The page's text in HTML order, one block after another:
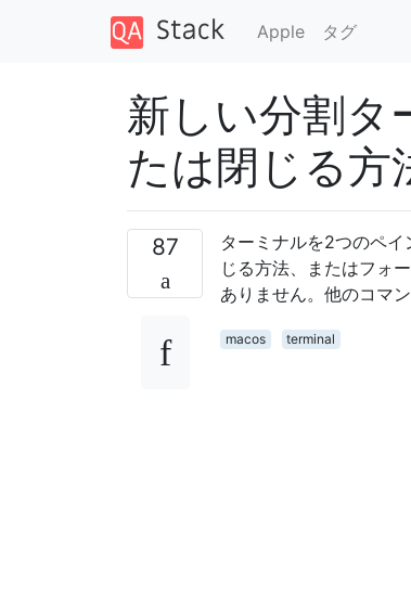
Apple タグ
新しい分割タ
たは閉じる方
87 ターミナルを2つのペイ
じる方法、またはフォ
ありません。他のコマ
macos terminal